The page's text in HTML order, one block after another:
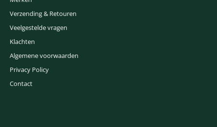
Verzending & Retouren
Veelgestelde vragen
Klachten
Algemene voorwaarden
Privacy Policy
Contact